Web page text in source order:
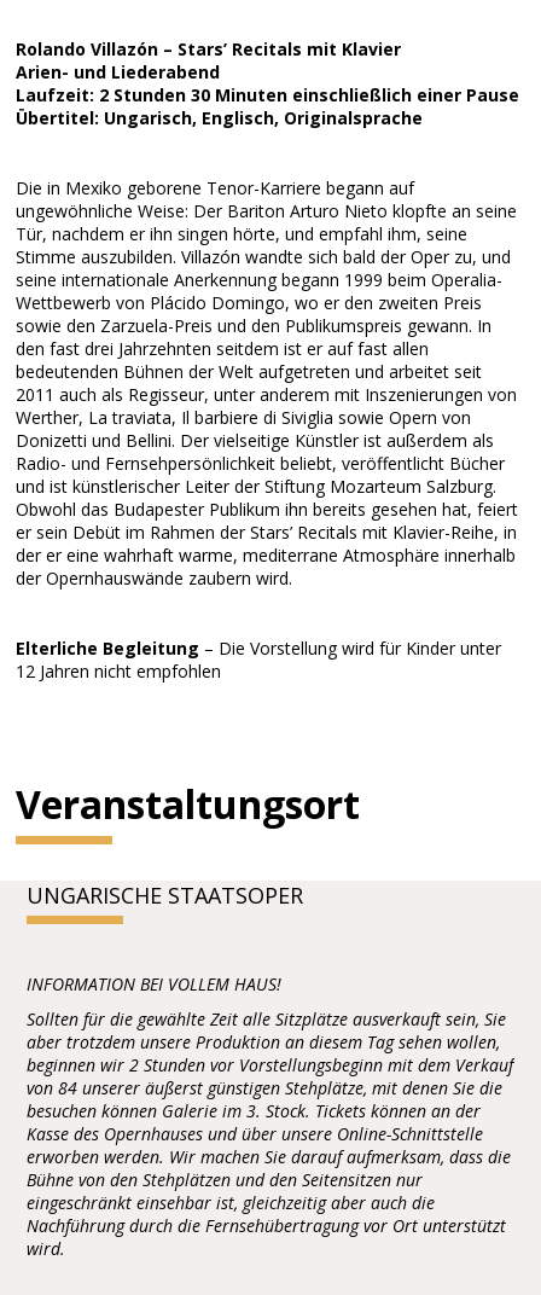
Rolando Villazón – Stars’ Recitals mit Klavier
Arien- und Liederabend
Laufzeit: 2 Stunden 30 Minuten einschließlich einer Pause
Übertitel: Ungarisch, Englisch, Originalsprache
Die in Mexiko geborene Tenor-Karriere begann auf
ungewöhnliche Weise: Der Bariton Arturo Nieto klopfte an seine
Tür, nachdem er ihn singen hörte, und empfahl ihm, seine
Stimme auszubilden. Villazón wandte sich bald der Oper zu, und
seine internationale Anerkennung begann 1999 beim Operalia-
Wettbewerb von Plácido Domingo, wo er den zweiten Preis
sowie den Zarzuela-Preis und den Publikumspreis gewann. In
den fast drei Jahrzehnten seitdem ist er auf fast allen
bedeutenden Bühnen der Welt aufgetreten und arbeitet seit
2011 auch als Regisseur, unter anderem mit Inszenierungen von
Werther, La traviata, Il barbiere di Siviglia sowie Opern von
Donizetti und Bellini. Der vielseitige Künstler ist außerdem als
Radio- und Fernsehpersönlichkeit beliebt, veröffentlicht Bücher
und ist künstlerischer Leiter der Stiftung Mozarteum Salzburg.
Obwohl das Budapester Publikum ihn bereits gesehen hat, feiert
er sein Debüt im Rahmen der Stars’ Recitals mit Klavier-Reihe, in
der er eine wahrhaft warme, mediterrane Atmosphäre innerhalb
der Opernhauswände zaubern wird.
Elterliche Begleitung – Die Vorstellung wird für Kinder unter
12 Jahren nicht empfohlen
Veranstaltungsort
UNGARISCHE STAATSOPER
INFORMATION BEI VOLLEM HAUS!
Sollten für die gewählte Zeit alle Sitzplätze ausverkauft sein, Sie
aber trotzdem unsere Produktion an diesem Tag sehen wollen,
beginnen wir 2 Stunden vor Vorstellungsbeginn mit dem Verkauf
von 84 unserer äußerst günstigen Stehplätze, mit denen Sie die
besuchen können Galerie im 3. Stock. Tickets können an der
Kasse des Opernhauses und über unsere Online-Schnittstelle
erworben werden. Wir machen Sie darauf aufmerksam, dass die
Bühne von den Stehplätzen und den Seitensitzen nur
eingeschränkt einsehbar ist, gleichzeitig aber auch die
Nachführung durch die Fernsehübertragung vor Ort unterstützt
wird.